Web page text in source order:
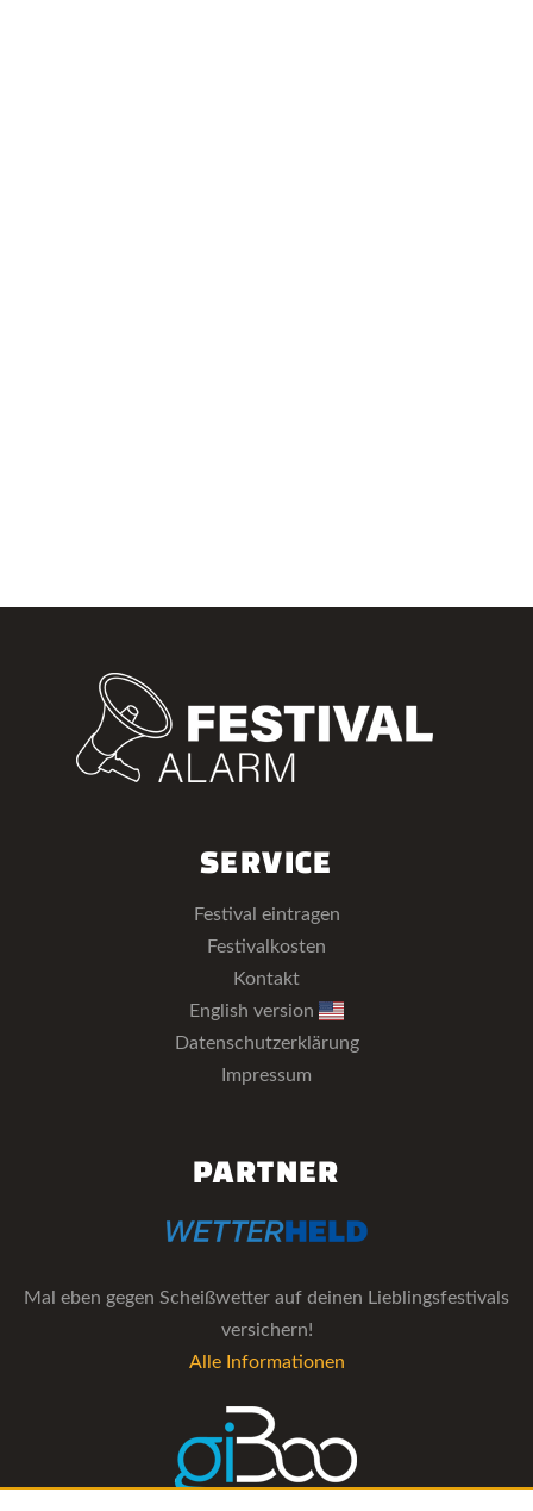
SERVICE
Festival eintragen
Festivalkosten
Kontakt
English version
Datenschutzerklärung
Impressum
PARTNER
Mal eben gegen Scheißwetter auf deinen Lieblingsfestivals
versichern!
Alle Informationen